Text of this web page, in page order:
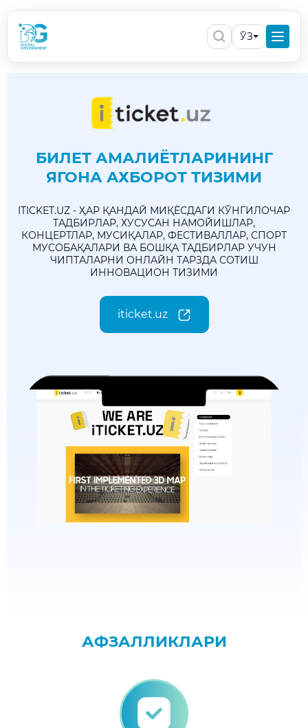
ЎЗ
БИЛЕТ АМАЛИЁТЛАРИНИНГ
ЯГОНА АХБОРОТ ТИЗИМИ
ITICKET.UZ - ҲАР ҚАНДАЙ МИҚЁСДАГИ КЎНГИЛОЧАР
ТАДБИРЛАР, ХУСУСАН НАМОЙИШЛАР,
КОНЦЕРТЛАР, МУСИҚАЛАР, ФЕСТИВАЛЛАР, СПОРТ
МУСОБАҚАЛАРИ ВА БОШҚА ТАДБИРЛАР УЧУН
ЧИПТАЛАРНИ ОНЛАЙН ТАРЗДА СОТИШ
ИННОВАЦИОН ТИЗИМИ
iticket.uz
АФЗАЛЛИКЛАРИ